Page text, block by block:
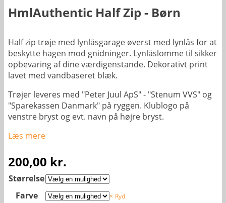
HmlAuthentic Half Zip - Børn
Half zip trøje med lynlåsgarage øverst med lynlås for at
beskytte hagen mod gnidninger. Lynlåslomme til sikker
opbevaring af dine værdigenstande. Dekorativt print
lavet med vandbaseret blæk.
Trøjer leveres med "Peter Juul ApS" - "Stenum VVS" og
"Sparekassen Danmark" på ryggen. Klublogo på
venstre bryst og evt. navn på højre bryst.
Læs mere
200,00 kr.
Størrelse
Farve
Ryd